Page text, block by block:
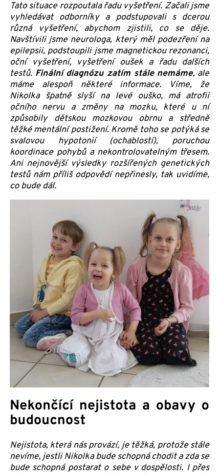
Tato situace rozpoutala řadu vyšetření. Začali jsme
vyhledávat odborníky a podstupovali s dcerou
různá vyšetření, abychom zjistili, co se děje.
Navštívili jsme neurologa, který měl podezření na
epilepsii, podstoupili jsme magnetickou rezonanci,
oční vyšetření, vyšetření oušek a řadu dalších
testů. Finální diagnózu zatím stále nemáme, ale
máme alespoň některé informace. Víme, že
Nikolka špatně slyší na levé ouško, má atrofii
očního nervu a změny na mozku, které u ní
způsobily dětskou mozkovou obrnu a středně
těžké mentální postižení. Kromě toho se potýká se
svalovou hypotonií (ochablostí), poruchou
koordinace pohybů a nekontrolovatelným třesem.
Ani nejnovější výsledky rozšířených genetických
testů nám příliš odpovědí nepřinesly, tak uvidíme,
co bude dál.
Nekončící nejistota a obavy o
budoucnost
Nejistota, která nás provází, je těžká, protože stále
nevíme, jestli Nikolka bude schopná chodit a zda se
bude schopná postarat o sebe v dospělosti. I přes